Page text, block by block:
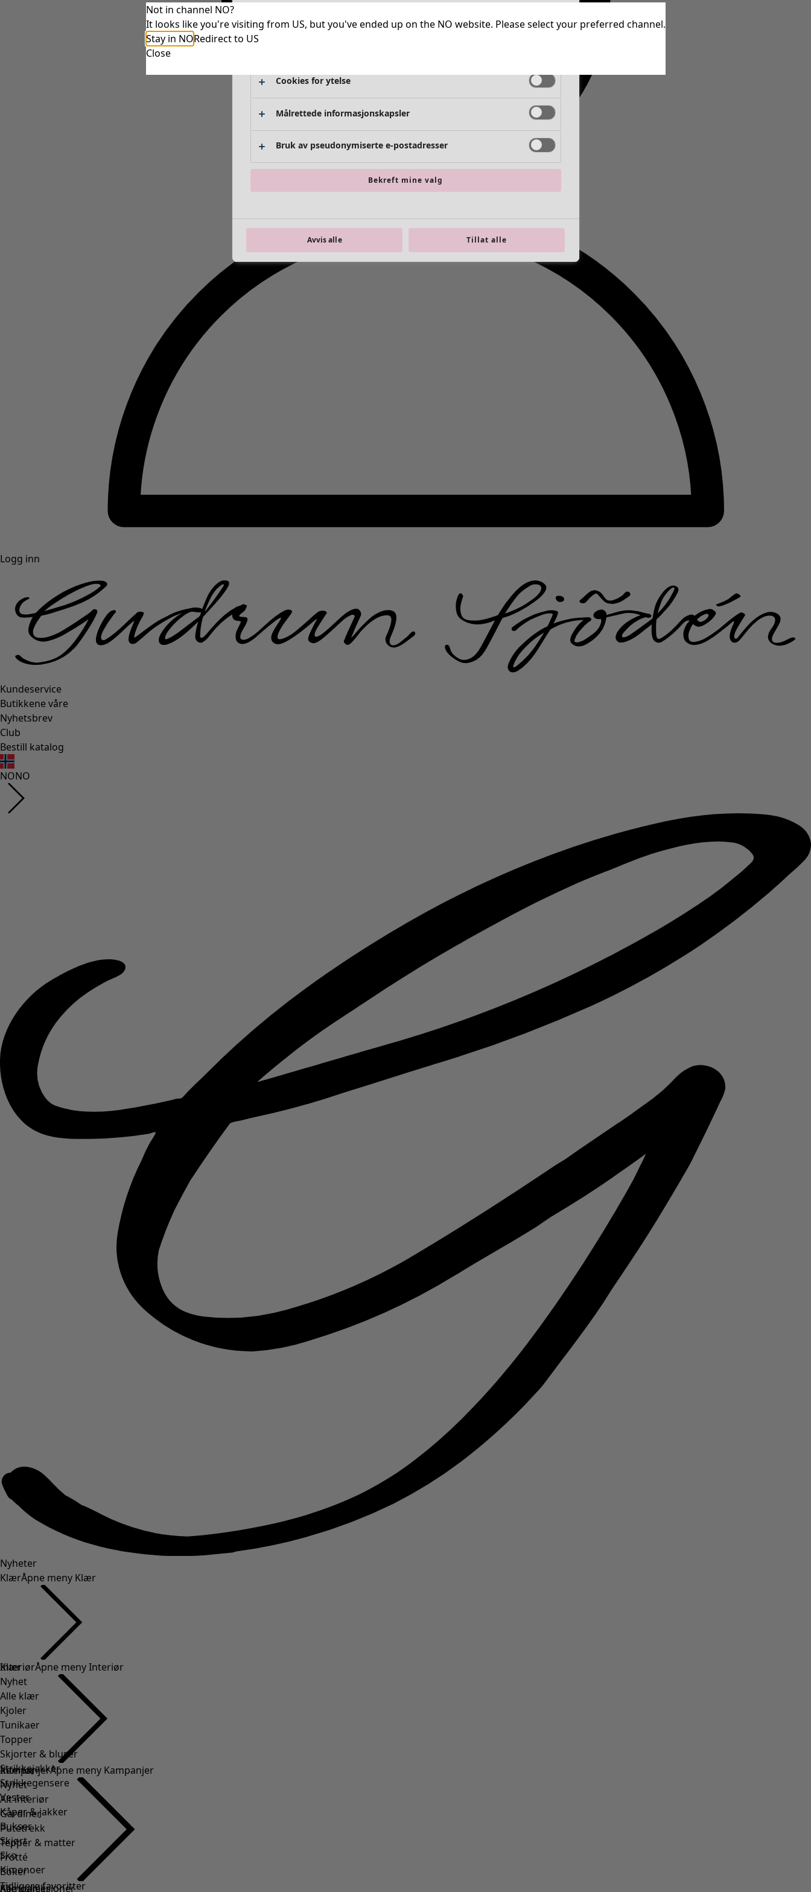
Logg inn
Kundeservice
Butikkene våre
Nyhetsbrev
Club
Bestill katalog
NONO
Nyheter
KlærÅpne meny Klær
Klær
Nyhet
Alle klær
Kjoler
Tunikaer
Topper
Skjorter & bluser
Strikkejakker
Strikkegensere
Vester
Kåper & jakker
Bukser
Skjørt
Sko
Kimonoer
InteriørÅpne meny Interiør
Interiør
Nyhet
Alt interiør
Gardiner
Putetrekk
Tepper & matter
Frotté
Boker
Tidligere favoritter
KampanjerÅpne meny Kampanjer
Kampanjer
Alle kolleksjoner
Not in channel NO?
It looks like you're visiting from US, but you've ended up on the NO website. Please select your preferred channel.
Stay in NORedirect to US
Close
Helt nødvendige informasjonskapsler Alltid aktiv
Cookies for ytelse
Målrettede informasjonskapsler
Bruk av pseudonymiserte e-postadresser
Bekreft mine valg
Avvis alle Tillat alle